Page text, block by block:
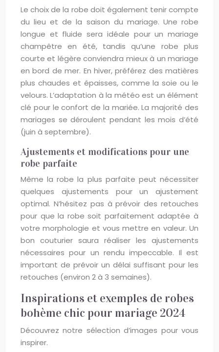
Le choix de la robe doit également tenir compte
du lieu et de la saison du mariage. Une robe
longue et fluide sera idéale pour un mariage
champêtre en été, tandis qu’une robe plus
courte et légère conviendra mieux à un mariage
en bord de mer. En hiver, préférez des matières
plus chaudes et épaisses, comme la soie ou le
velours. L’adaptation à la météo est un élément
clé pour le confort de la mariée. La majorité des
mariages se déroulent pendant les mois d’été
(juin à septembre).
Ajustements et modifications pour une
robe parfaite
Même la robe la plus parfaite peut nécessiter
quelques ajustements pour un ajustement
optimal. N’hésitez pas à prévoir des retouches
pour que la robe soit parfaitement adaptée à
votre morphologie et vous mettre en valeur. Un
bon couturier saura réaliser les ajustements
nécessaires pour un rendu impeccable. Il est
important de prévoir un délai suffisant pour les
retouches (environ 2 à 3 semaines).
Inspirations et exemples de robes
bohème chic pour mariage 2024
Découvrez notre sélection d’images pour vous
inspirer.